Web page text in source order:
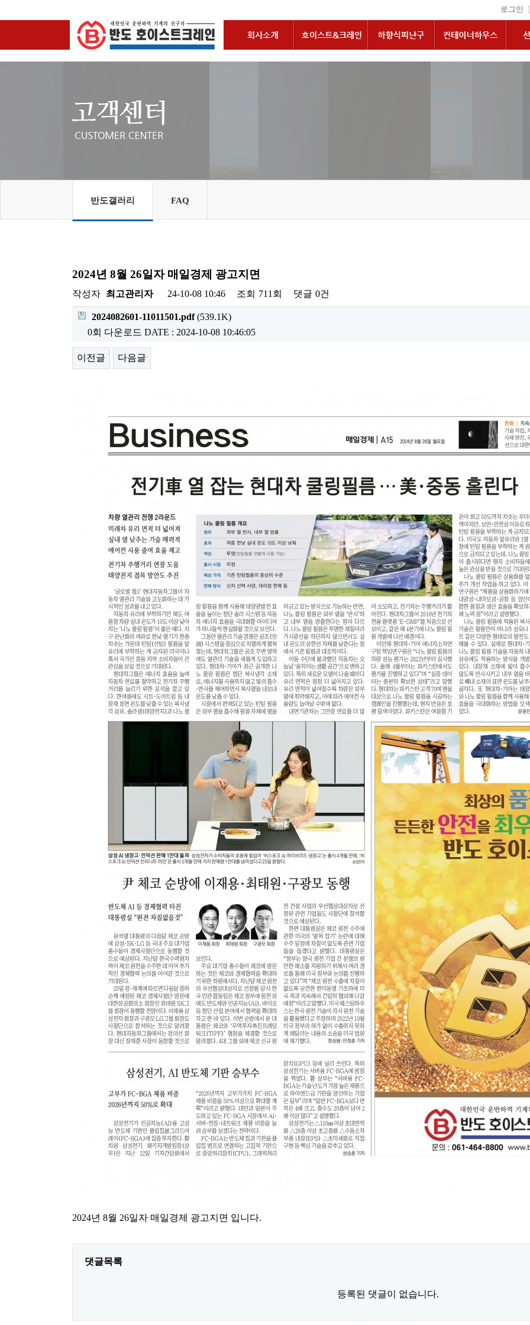
로그인 |
반도갤러리 FAQ
2024년 8월 26일자 매일경제 광고지면
작성자 최고관리자 24-10-08 10:46 조회 711회 댓글 0건
2024082601-11011501.pdf(539.1K)
0회 다운로드 DATE : 2024-10-08 10:46:05
이전글 다음글
2024년 8월 26일자 매일경제 광고지면 입니다.
댓글목록
등록된 댓글이 없습니다.